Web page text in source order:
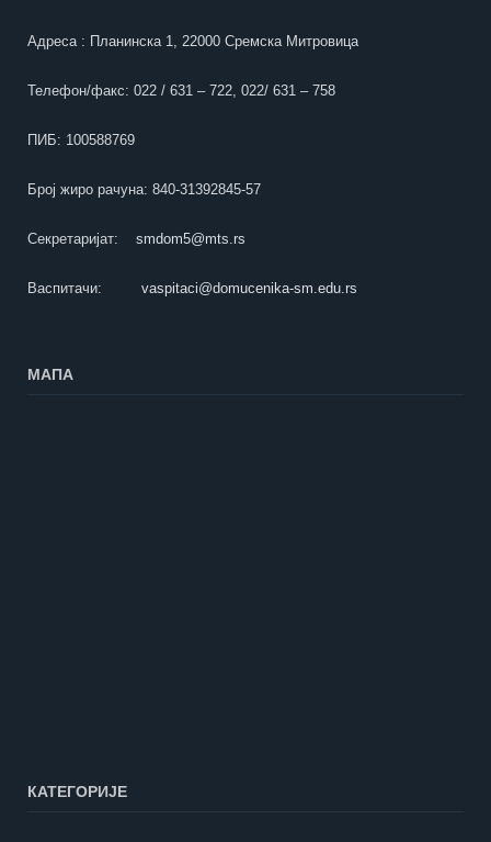
Адреса : Планинска 1, 22000 Сремска Митровица
Телефон/факс: 022 / 631 – 722, 022/ 631 – 758
ПИБ: 100588769
Број жиро рачуна: 840-31392845-57
Секретаријат: smdom5@mts.rs
Васпитачи: vaspitaci@domucenika-sm.edu.rs
МАПА
КАТЕГОРИЈЕ